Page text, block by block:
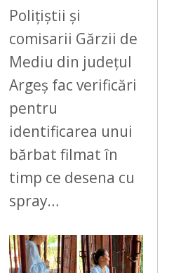
Polițiștii și
comisarii Gărzii de
Mediu din județul
Argeș fac verificări
pentru
identificarea unui
bărbat filmat în
timp ce desena cu
spray…